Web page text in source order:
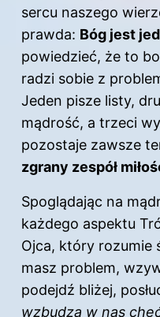
sercu naszego
prawda: Bóg jest
powiedzieć, że to
radzi sobie z
Jeden pisze listy,
mądrość, a trzeci
pozostaje zawsze
zgrany zespół
Spoglądając na
każdego aspektu
Ojca, który rozumie
masz problem,
podejdź bliżej,
wzbudza w nas